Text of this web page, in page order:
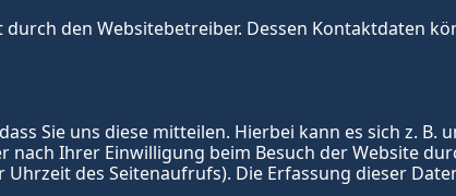
den Websitebetreiber. Dessen Kontaktdaten
Sie uns diese mitteilen. Hierbei kann es sich z. B.
Ihrer Einwilligung beim Besuch der Website
des Seitenaufrufs). Die Erfassung dieser